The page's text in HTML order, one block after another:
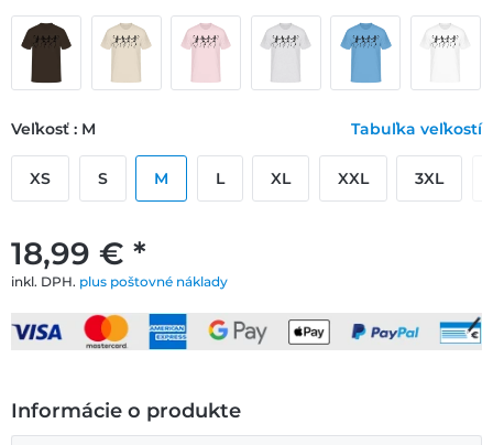
18,99 € *
inkl. DPH. plus poštovné náklady
Veľkosť : M Tabuľka veľkostí
XS S M L XL XXL 3XL
Informácie o produkte